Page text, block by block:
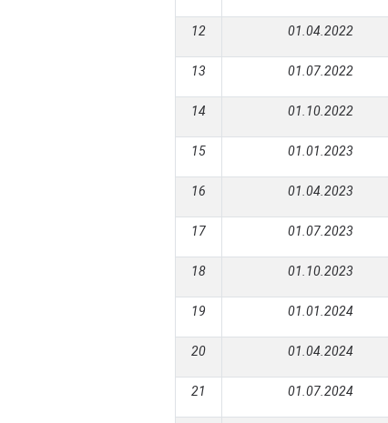
12 01.04.2022
13 01.07.2022
14 01.10.2022
15 01.01.2023
16 01.04.2023
17 01.07.2023
18 01.10.2023
19 01.01.2024
20 01.04.2024
21 01.07.2024